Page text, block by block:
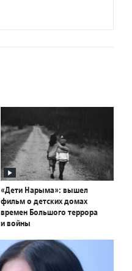
«Дети Нарыма»: вышел
фильм о детских домах
времен Большого террора
и войны